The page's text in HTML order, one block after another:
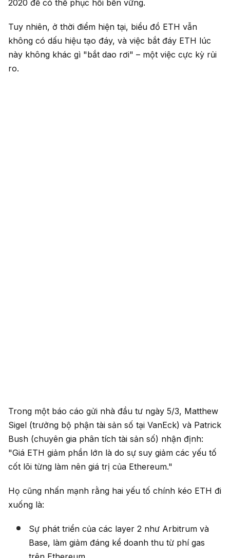
2020 để có thể phục hồi bền vững.
Tuy nhiên, ở thời điểm hiện tại, biểu đồ ETH vẫn
không có dấu hiệu tạo đáy, và việc bắt đáy ETH lúc
này không khác gì "bắt dao rơi" – một việc cực kỳ rủi
ro.
Trong một báo cáo gửi nhà đầu tư ngày 5/3, Matthew
Sigel (trưởng bộ phận tài sản số tại VanEck) và Patrick
Bush (chuyên gia phân tích tài sản số) nhận định:
"Giá ETH giảm phần lớn là do sự suy giảm các yếu tố
cốt lõi từng làm nên giá trị của Ethereum."
Họ cũng nhấn mạnh rằng hai yếu tố chính kéo ETH đi
xuống là:
Sự phát triển của các layer 2 như Arbitrum và
Base, làm giảm đáng kể doanh thu từ phí gas